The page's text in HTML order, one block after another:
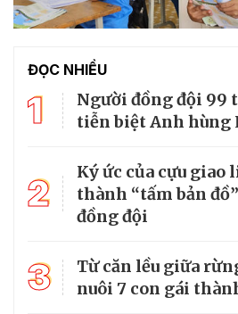
ĐỌC NHIỀU
1
Người đồng đội 99
tiễn biệt Anh hùng
2
Ký ức của cựu giao
thành “tấm bản
đồng đội
3
Từ căn lều giữa
nuôi 7 con gái